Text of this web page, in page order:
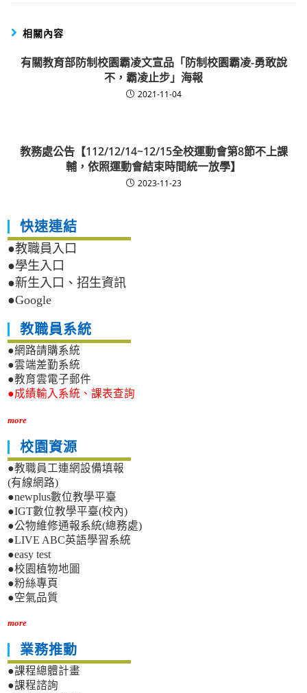
相關內容
有關教育部防制校園霸凌文宣品「防制校園霸凌-勇敢說
不，霸凌止步」海報
2021-11-04
教務處公告【112/12/14~12/15全校運動會第8節不上課
輔，依照運動會結束時間統一放學】
2023-11-23
快速連結
●教職員入口
●學生入口
●新生入口、招生資訊
●Google
教職員系統
●網路請購系統
●雲端差勤系統
●教育雲電子郵件
●成績輸入系統、課表查詢
more
校園資源
●教職員工連網設備填報
(有線網路)
●newplus數位教學平臺
●IGT數位教學平臺(校內)
●公物維修通報系統(總務處)
●LIVE ABC英語學習系統
●easy test
●校園植物地圖
●粉絲專頁
●空氣品質
more
業務推動
●課程總體計畫
●課程諮詢